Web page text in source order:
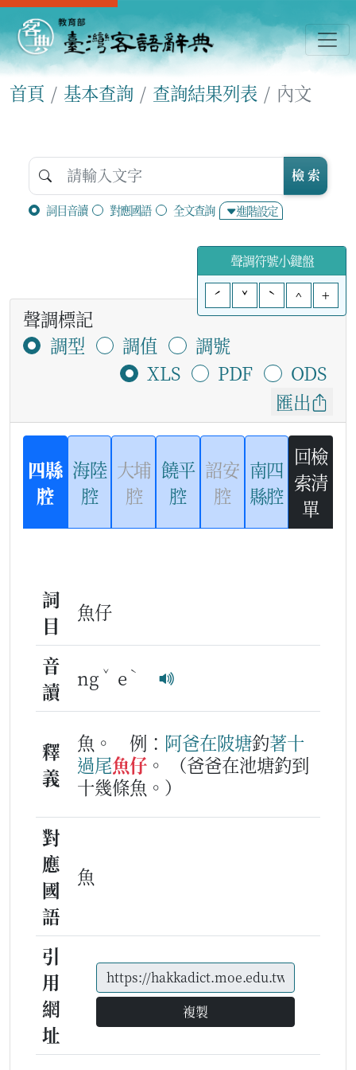
首頁 基本查詢 查詢結果列表 內文
詞目音讀 對應國語 全文查詢 進階設定
檢 索
聲調符號小鍵盤
ˊ
ˇ ˋ ^ +
聲調標記
調型
調值
調號
XLS
PDF
ODS
匯出
四縣
腔
海陸
腔
大埔
腔
饒平
腔
詔安
腔
南四
縣腔
回檢
索清
單
詞
目
魚仔
音
讀
ng ˇ e ˋ
釋
義
魚。 例： 阿爸在陂塘釣著十
過尾魚仔 。
（爸爸在池塘釣到
十幾條魚。）
對
應
國
語
魚
引
用
網
址
複製